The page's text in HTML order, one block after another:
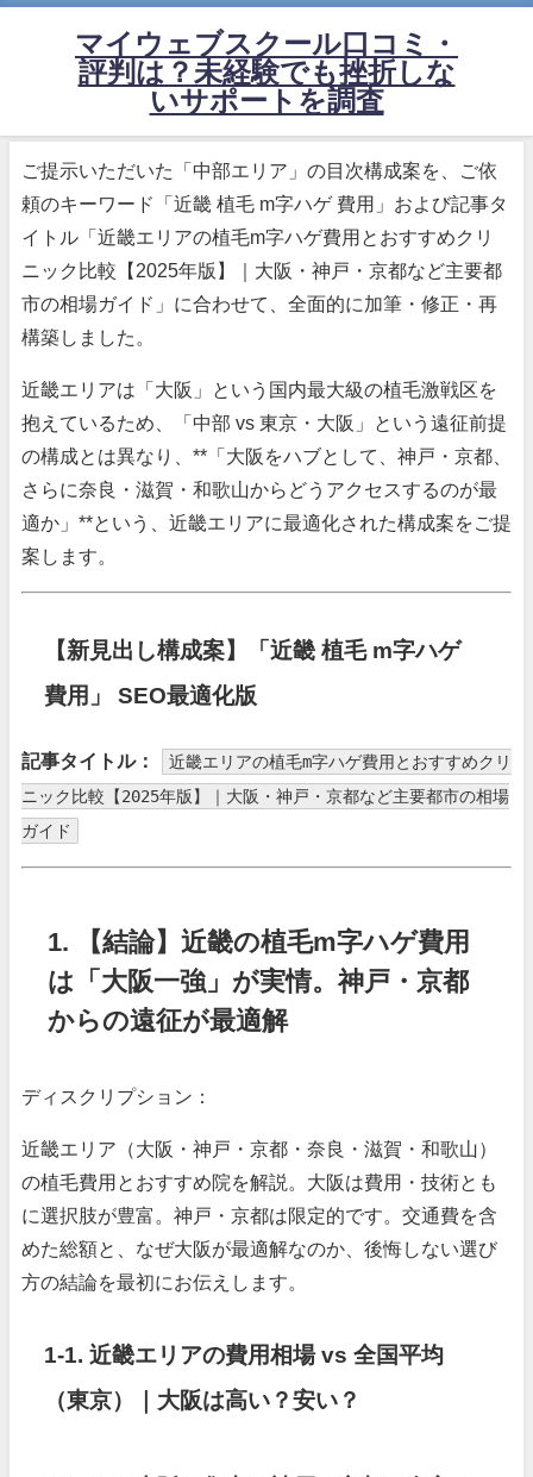
マイウェブスクール口コミ・
評判は？未経験でも挫折しな
いサポートを調査
ご提示いただいた「中部エリア」の目次構成案を、ご依
頼のキーワード「近畿 植毛 m字ハゲ 費用」および記事タ
イトル「近畿エリアの植毛m字ハゲ費用とおすすめクリ
ニック比較【2025年版】｜大阪・神戸・京都など主要都
市の相場ガイド」に合わせて、全面的に加筆・修正・再
構築しました。
近畿エリアは「大阪」という国内最大級の植毛激戦区を
抱えているため、「中部 vs 東京・大阪」という遠征前提
の構成とは異なり、**「大阪をハブとして、神戸・京都、
さらに奈良・滋賀・和歌山からどうアクセスするのが最
適か」**という、近畿エリアに最適化された構成案をご提
案します。
【新見出し構成案】「近畿 植毛 m字ハゲ
費用」 SEO最適化版
記事タイトル：
近畿エリアの植毛m字ハゲ費用とおすすめクリ
ニック比較【2025年版】｜大阪・神戸・京都など主要都市の相場
ガイド
1. 【結論】近畿の植毛m字ハゲ費用
は「大阪一強」が実情。神戸・京都
からの遠征が最適解
ディスクリプション：
近畿エリア（大阪・神戸・京都・奈良・滋賀・和歌山）
の植毛費用とおすすめ院を解説。大阪は費用・技術とも
に選択肢が豊富。神戸・京都は限定的です。交通費を含
めた総額と、なぜ大阪が最適解なのか、後悔しない選び
方の結論を最初にお伝えします。
1-1. 近畿エリアの費用相場 vs 全国平均
（東京）｜大阪は高い？安い？